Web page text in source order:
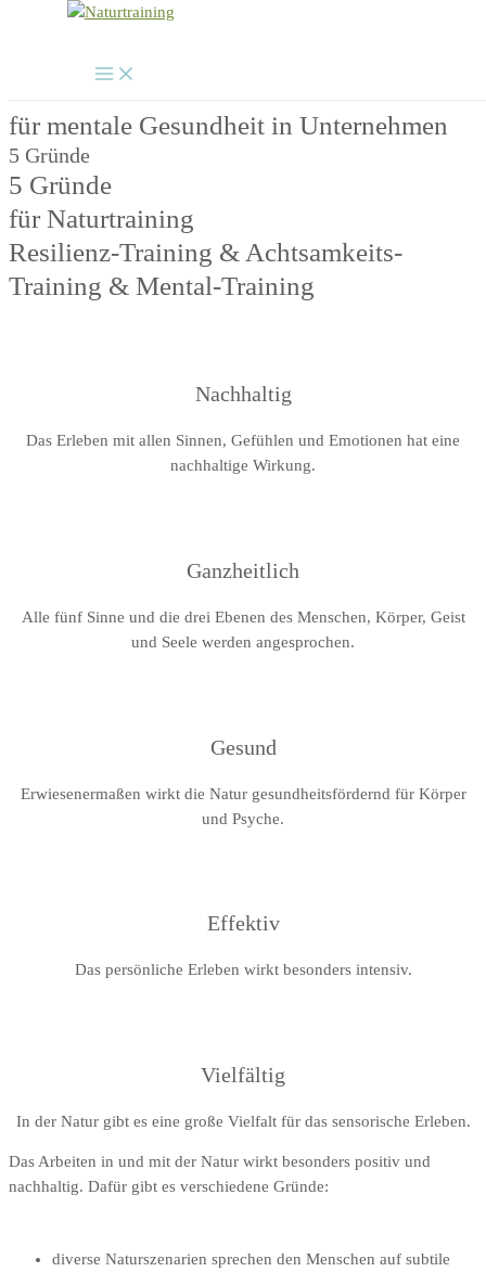
Main
Menu
NATURTRAINING
für mentale Gesundheit in Unternehmen
5 Gründe
5 Gründe
für Naturtraining
Resilienz-Training & Achtsamkeits-
Training & Mental-Training
Nachhaltig
Das Erleben mit allen Sinnen, Gefühlen und Emotionen hat eine
nachhaltige Wirkung.
Ganzheitlich
Alle fünf Sinne und die drei Ebenen des Menschen, Körper, Geist
und Seele werden angesprochen.
Gesund
Erwiesenermaßen wirkt die Natur gesundheitsfördernd für Körper
und Psyche.
Effektiv
Das persönliche Erleben wirkt besonders intensiv.
Vielfältig
In der Natur gibt es eine große Vielfalt für das sensorische Erleben.
Das Arbeiten in und mit der Natur wirkt besonders positiv und
nachhaltig. Dafür gibt es verschiedene Gründe:
diverse Naturszenarien sprechen den Menschen auf subtile